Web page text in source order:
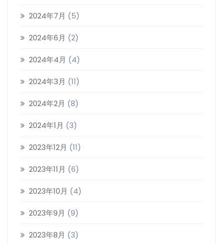
2024年7月 (5)
2024年6月 (2)
2024年4月 (4)
2024年3月 (11)
2024年2月 (8)
2024年1月 (3)
2023年12月 (11)
2023年11月 (6)
2023年10月 (4)
2023年9月 (9)
2023年8月 (3)